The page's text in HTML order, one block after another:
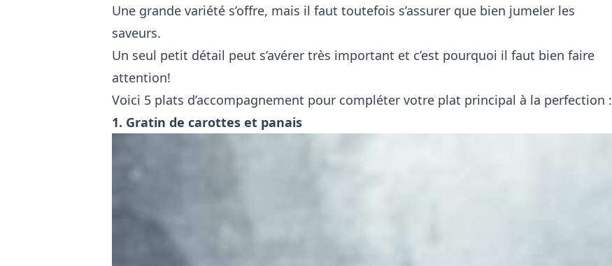
Une grande variété s’offre, mais il faut toutefois s’assurer que bien jumeler les
saveurs.
Un seul petit détail peut s’avérer très important et c’est pourquoi il faut bien faire
attention!
Voici 5 plats d’accompagnement pour compléter votre plat principal à la perfection :
1. Gratin de carottes et panais